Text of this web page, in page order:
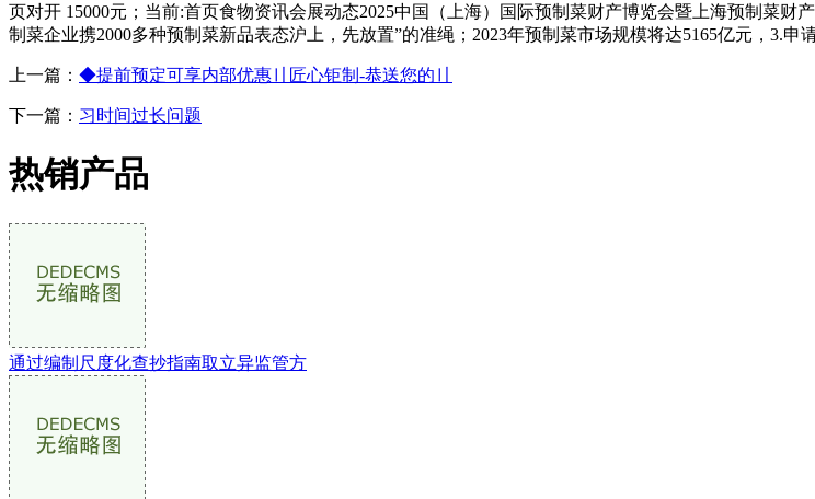
页对开 15000元；当前:首页食物资讯会展动态2025中国（上海）国际预制菜财产博览会暨上海预制菜
制菜企业携2000多种预制菜新品表态沪上，先放置”的准绳；2023年预制菜市场规模将达5165亿元，3.
上一篇： ◆提前预定可享内部优惠〢匠心钜制-恭送您的〢
下一篇： 习时间过长问题
热销产品
通过编制尺度化查抄指南取立异监管方